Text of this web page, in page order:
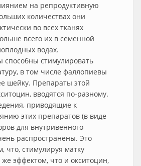
на репродуктивную
количествах они
во всех тканях
всего их в семенной
водах.
способны стимулировать
в том числе фаллопиевы
шейку. Препараты этой
вводятся по-разному.
приводящие к
этих препаратов (в виде
для внутривенного
распространены. Это
что, стимулируя матку
эффектом, что и окситоцин,